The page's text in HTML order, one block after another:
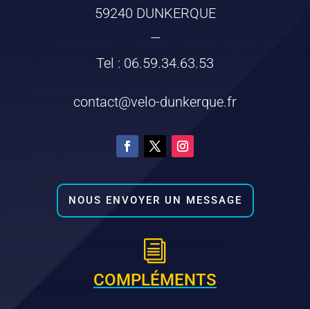
59240 DUNKERQUE
—
Tel : 06.59.34.63.53
contact@velo-dunkerque.fr
NOUS ENVOYER UN MESSAGE
i
COMPLÉMENTS